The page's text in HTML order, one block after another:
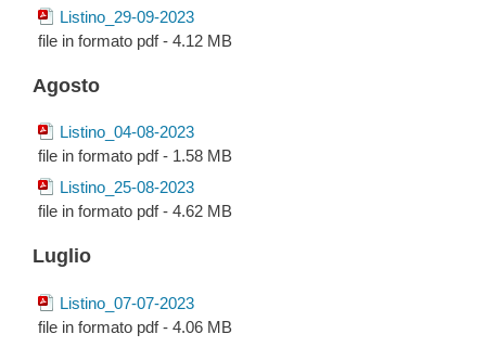
Listino_29-09-2023
file in formato pdf - 4.12 MB
Agosto
Listino_04-08-2023
file in formato pdf - 1.58 MB
Listino_25-08-2023
file in formato pdf - 4.62 MB
Luglio
Listino_07-07-2023
file in formato pdf - 4.06 MB